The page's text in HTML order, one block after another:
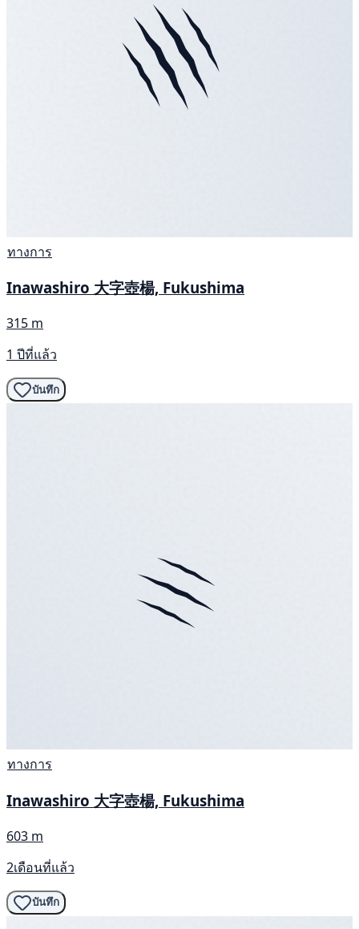
ทางการ
Inawashiro 大字壺楊, Fukushima
315 m
1 ปีที่แล้ว
บันทึก
ทางการ
Inawashiro 大字壺楊, Fukushima
603 m
2เดือนที่แล้ว
บันทึก